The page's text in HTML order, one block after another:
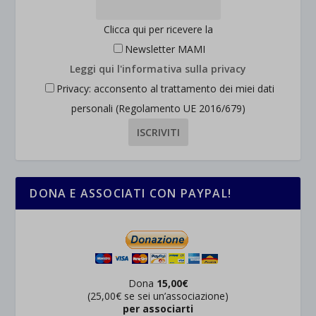
Clicca qui per ricevere la
Newsletter MAMI
Leggi qui l'informativa sulla privacy
Privacy: acconsento al trattamento dei miei dati
personali (Regolamento UE 2016/679)
DONA E ASSOCIATI CON PAYPAL!
Dona 15,00€
(25,00€ se sei un’associazione)
per associarti